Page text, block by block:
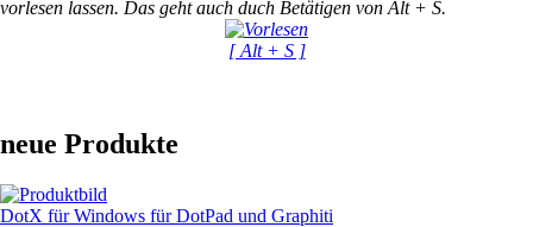
vorlesen lassen. Das geht auch duch Betätigen von Alt + S.
[ Alt + S ]
neue Produkte
DotX für Windows für DotPad und Graphiti